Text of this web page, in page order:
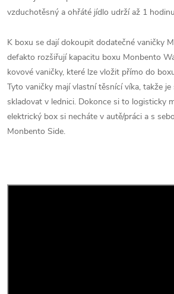
vzduchotěsný a ohřáté jídlo udrží až 1
K boxu se dají dokoupit dodatečné vaničky
defakto rozšiřují kapacitu boxu Monbento
kovové vaničky, které lze vložit přímo do
Tyto vaničky mají vlastní těsnící víka, takže
skladovat v lednici. Dokonce si to logisticky
elektrický box si necháte v autě/práci a s
Monbento Side.